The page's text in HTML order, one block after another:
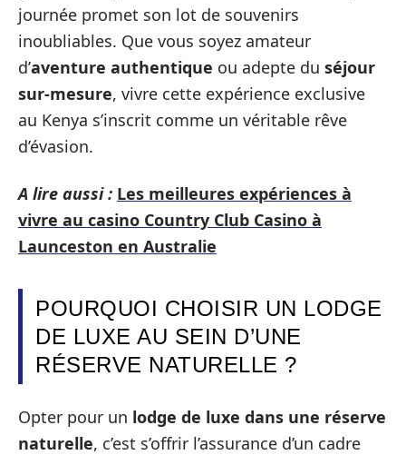
journée promet son lot de souvenirs
inoubliables. Que vous soyez amateur
d’aventure authentique ou adepte du séjour
sur-mesure, vivre cette expérience exclusive
au Kenya s’inscrit comme un véritable rêve
d’évasion.
A lire aussi : Les meilleures expériences à
vivre au casino Country Club Casino à
Launceston en Australie
POURQUOI CHOISIR UN LODGE
DE LUXE AU SEIN D’UNE
RÉSERVE NATURELLE ?
Opter pour un lodge de luxe dans une réserve
naturelle, c’est s’offrir l’assurance d’un cadre